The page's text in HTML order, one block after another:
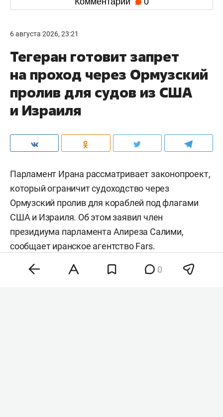
6 августа 2026, 23:21
Тегеран готовит запрет
на проход через Ормузский
пролив для судов из США
и Израиля
Парламент Ирана рассматривает законопроект,
который ограничит судоходство через
Ормузский пролив для кораблей под флагами
США и Израиля. Об этом заявил член
президиума парламента Алиреза Салими,
сообщает иранское агентствоFars.
0